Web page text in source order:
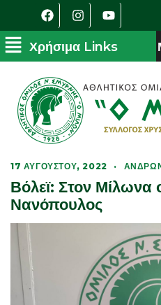
17 ΑΥΓΟΎΣΤΟΥ, 2022 ·
Βόλεϊ: Στον Μίλωνα
Νανόπουλος